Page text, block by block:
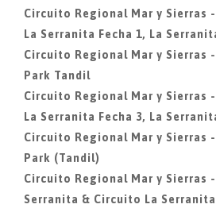
Circuito Regional Mar y Sierras
La Serranita Fecha 1, La
Circuito Regional Mar y Sierras
Park Tandil
Circuito Regional Mar y Sierras
La Serranita Fecha 3, La
Circuito Regional Mar y Sierras
Park (Tandil)
Circuito Regional Mar y Sierras -
Serranita & Circuito La Serranita